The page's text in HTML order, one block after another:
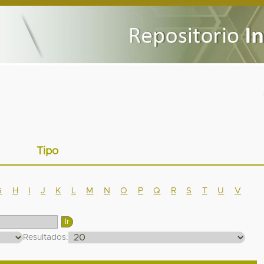
Tipo
H J K M N O P Q R S T U V
Resultados: